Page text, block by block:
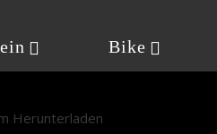
Bike
Herunterladen